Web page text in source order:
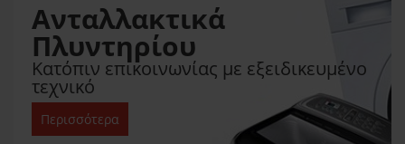
Ανταλλακτικά
Πλυντηρίου
Κατόπιν επικοινωνίας με εξειδικευμένο
τεχνικό
Περισσότερα